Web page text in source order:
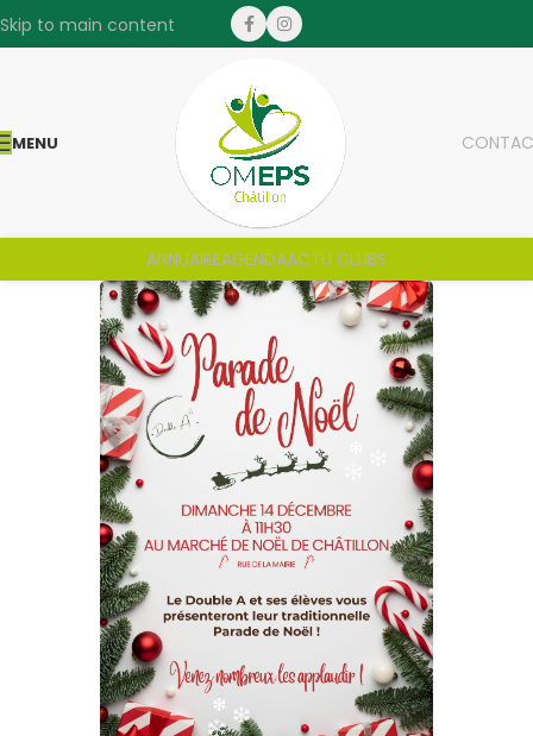
Skip to main content
MENU
ANNUAIREAGENDAACTU CLUBS